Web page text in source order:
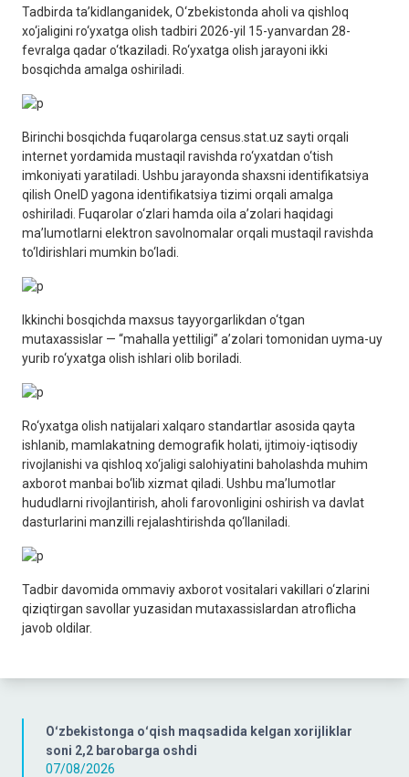
Oʻzbekistonga oʻqish maqsadida kelgan xorijliklar
soni 2,2 barobarga oshdi
07/08/2026
Tadbirda ta’kidlanganidek, O‘zbekistonda aholi va qishloq
xo‘jaligini ro‘yxatga olish tadbiri 2026-yil 15-yanvardan 28-
fevralga qadar o‘tkaziladi. Ro‘yxatga olish jarayoni ikki
bosqichda amalga oshiriladi.
Birinchi bosqichda fuqarolarga census.stat.uz sayti orqali
internet yordamida mustaqil ravishda ro‘yxatdan o‘tish
imkoniyati yaratiladi. Ushbu jarayonda shaxsni identifikatsiya
qilish OneID yagona identifikatsiya tizimi orqali amalga
oshiriladi. Fuqarolar o‘zlari hamda oila a’zolari haqidagi
ma’lumotlarni elektron savolnomalar orqali mustaqil ravishda
to‘ldirishlari mumkin bo‘ladi.
Ikkinchi bosqichda maxsus tayyorgarlikdan o‘tgan
mutaxassislar — “mahalla yettiligi” a’zolari tomonidan uyma-uy
yurib ro‘yxatga olish ishlari olib boriladi.
Ro‘yxatga olish natijalari xalqaro standartlar asosida qayta
ishlanib, mamlakatning demografik holati, ijtimoiy-iqtisodiy
rivojlanishi va qishloq xo‘jaligi salohiyatini baholashda muhim
axborot manbai bo‘lib xizmat qiladi. Ushbu ma’lumotlar
hududlarni rivojlantirish, aholi farovonligini oshirish va davlat
dasturlarini manzilli rejalashtirishda qo‘llaniladi.
Tadbir davomida ommaviy axborot vositalari vakillari o‘zlarini
qiziqtirgan savollar yuzasidan mutaxassislardan atroflicha
javob oldilar.